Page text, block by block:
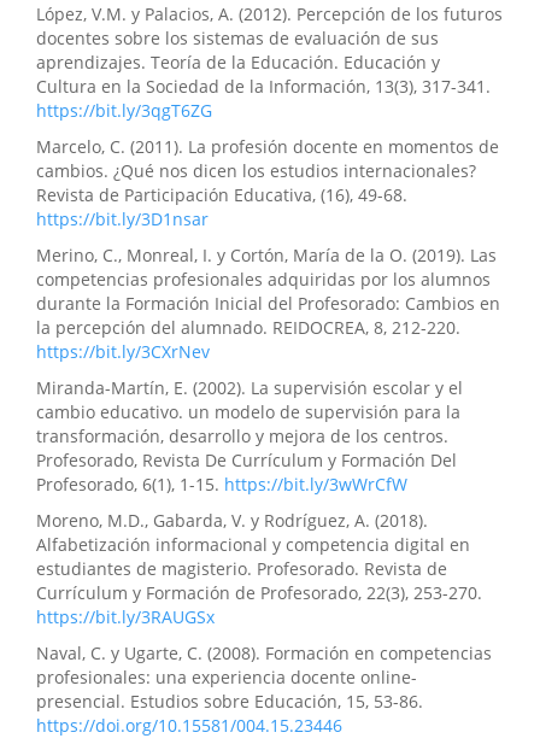
López, V.M. y Palacios, A. (2012). Percepción de los futuros
docentes sobre los sistemas de evaluación de sus
aprendizajes. Teoría de la Educación. Educación y
Cultura en la Sociedad de la Información, 13(3), 317-341.
https://bit.ly/3qgT6ZG
Marcelo, C. (2011). La profesión docente en momentos de
cambios. ¿Qué nos dicen los estudios internacionales?
Revista de Participación Educativa, (16), 49-68.
https://bit.ly/3D1nsar
Merino, C., Monreal, I. y Cortón, María de la O. (2019). Las
competencias profesionales adquiridas por los alumnos
durante la Formación Inicial del Profesorado: Cambios en
la percepción del alumnado. REIDOCREA, 8, 212-220.
https://bit.ly/3CXrNev
Miranda-Martín, E. (2002). La supervisión escolar y el
cambio educativo. un modelo de supervisión para la
transformación, desarrollo y mejora de los centros.
Profesorado, Revista De Currículum y Formación Del
Profesorado, 6(1), 1-15. https://bit.ly/3wWrCfW
Moreno, M.D., Gabarda, V. y Rodríguez, A. (2018).
Alfabetización informacional y competencia digital en
estudiantes de magisterio. Profesorado. Revista de
Currículum y Formación de Profesorado, 22(3), 253-270.
https://bit.ly/3RAUGSx
Naval, C. y Ugarte, C. (2008). Formación en competencias
profesionales: una experiencia docente online-
presencial. Estudios sobre Educación, 15, 53-86.
https://doi.org/10.15581/004.15.23446